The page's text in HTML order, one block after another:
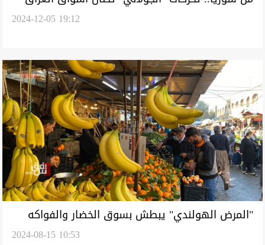
2024-12-05 19:12
"المرض الهولندي" يبطش بسوق الخضار والفواكه
2024-08-15 10:53